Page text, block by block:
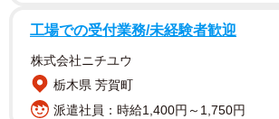
この時の様子やお父様について、町不動
をお聞きしました。
工場での受付業務/未経験者歓迎
株式会社ニチユウ
栃木県 芳賀町
派遣社員：時給1,400円～1,750円